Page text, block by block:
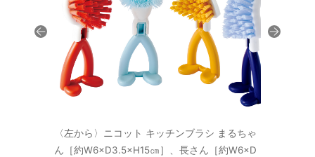
〈左から〉ニコット キッチンブラシ まるちゃ
ん［約W6×D3.5×H15㎝］、長さん［約W6×D